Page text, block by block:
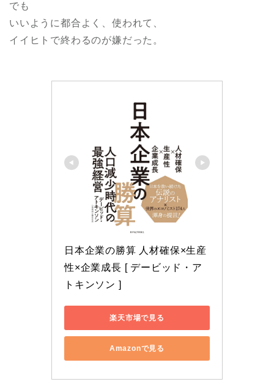
でも
いいように都合よく、使われて、
イイヒトで終わるのが嫌だった。
日本企業の勝算 人材確保×生産
性×企業成長 [ デービッド・ア
トキンソン ]
楽天市場で見る
Amazonで見る